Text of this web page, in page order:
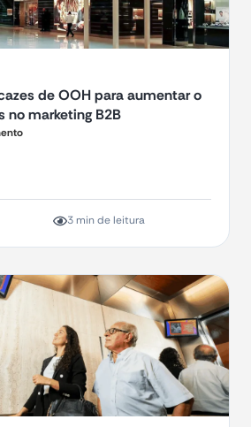
de OOH para aumentar o
no marketing B2B
3 min de leitura